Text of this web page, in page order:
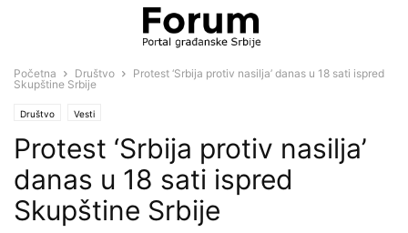
Početna Društvo
Protest ‘Srbija protiv nasilja’ danas u 18 sati ispred
Skupštine Srbije
Društvo Vesti
Protest ‘Srbija protiv nasilja’
danas u 18 sati ispred
Skupštine Srbije